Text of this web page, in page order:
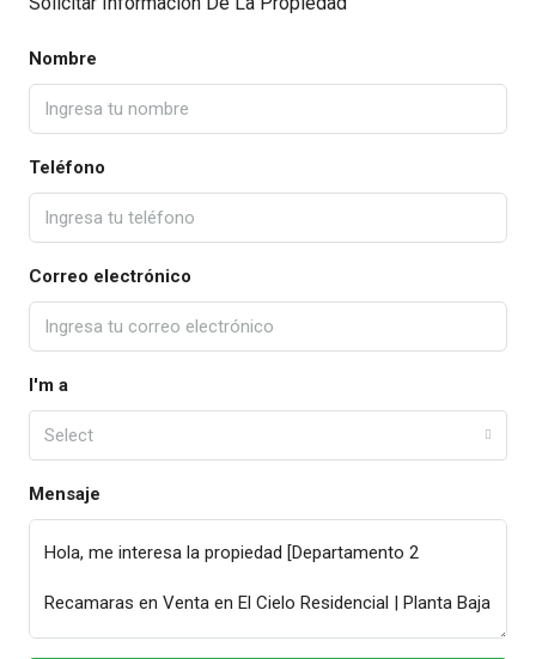
Nombre
Teléfono
Correo electrónico
I'm a
Select
Mensaje